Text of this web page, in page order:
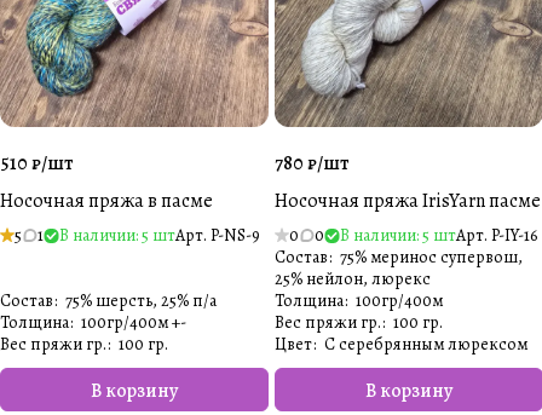
510 ₽/шт
Носочная пряжа в пасме
5 1 В наличии: 5 штАрт. P-NS-9
В корзину
Состав: 75% шерсть, 25% п/а
Толщина: 100гр/400м +-
Вес пряжи гр.: 100 гр.
780 ₽/шт
Носочная пряжа IrisYarn пасме
0 0 В наличии: 5 штАрт. P-IY-16
В корзину
Состав: 75% меринос супервош,
25% нейлон, люрекс
Толщина: 100гр/400м
Вес пряжи гр.: 100 гр.
Цвет: С серебрянным люрексом